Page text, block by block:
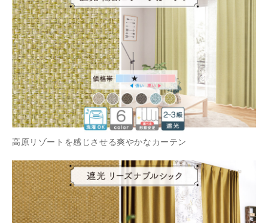
高原リゾートを感じさせる爽やかなカーテン